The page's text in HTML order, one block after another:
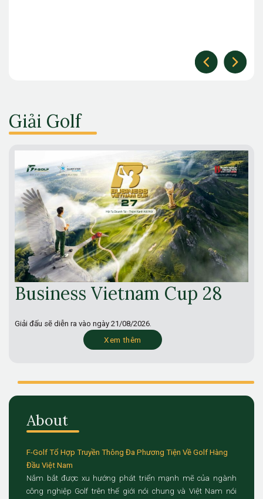
Giải Golf
Business Vietnam Cup 28
Giải đấu sẽ diễn ra vào ngày 21/08/2026.
Xem thêm
About
F-Golf Tổ Hợp Truyền Thông Đa Phương Tiện Về Golf Hàng
Đầu Việt Nam
Nắm bắt được xu hướng phát triển mạnh mẽ của ngành
công nghiệp Golf trên thế giới nói chung và Việt Nam nói